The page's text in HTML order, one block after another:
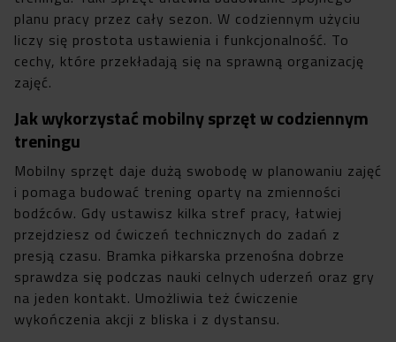
planu pracy przez cały sezon. W codziennym użyciu
liczy się prostota ustawienia i funkcjonalność. To
cechy, które przekładają się na sprawną organizację
zajęć.
Jak wykorzystać mobilny sprzęt w codziennym
treningu
Mobilny sprzęt daje dużą swobodę w planowaniu zajęć
i pomaga budować trening oparty na zmienności
bodźców. Gdy ustawisz kilka stref pracy, łatwiej
przejdziesz od ćwiczeń technicznych do zadań z
presją czasu. Bramka piłkarska przenośna dobrze
sprawdza się podczas nauki celnych uderzeń oraz gry
na jeden kontakt. Umożliwia też ćwiczenie
wykończenia akcji z bliska i z dystansu.